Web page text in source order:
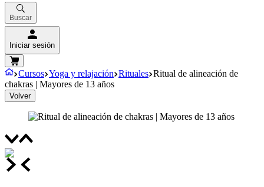
Buscar
Iniciar sesión
Cursos Yoga y relajación Rituales Ritual de alineación de
chakras | Mayores de 13 años
Volver